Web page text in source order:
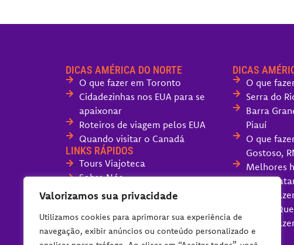
Valorizamos sua privacidade
Utilizamos cookies para aprimorar sua experiência de
navegação, exibir anúncios ou conteúdo personalizado e
DICAS AMÉRICA DO NORTE
O que fazer em Toronto
Cidadezinhas nos EUA para se
apaixonar
Roteiros de viagem pelos EUA
Quando visitar o Canadá
LINKS RÁPIDOS
Tours Viajoteca
Sobre Nós
Fale com o Viajoteca
Políticas do Blog
DICAS
O que
Serra do
Barra
Piauí
O que
Gostoso,
Melhores
Santa
O que
Canoa
O que
dia